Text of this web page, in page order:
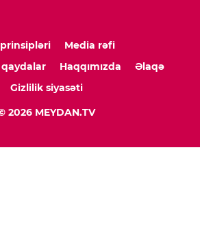
Media rəfi
Haqqımızda
Əlaqə
Gizlilik siyasəti
2026 MEYDAN.TV